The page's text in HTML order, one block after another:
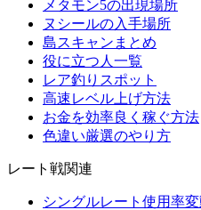
メタモン5の出現場所
ヌシールの入手場所
島スキャンまとめ
役に立つ人一覧
レア釣りスポット
高速レベル上げ方法
お金を効率良く稼ぐ方法
色違い厳選のやり方
レート戦関連
シングルレート使用率